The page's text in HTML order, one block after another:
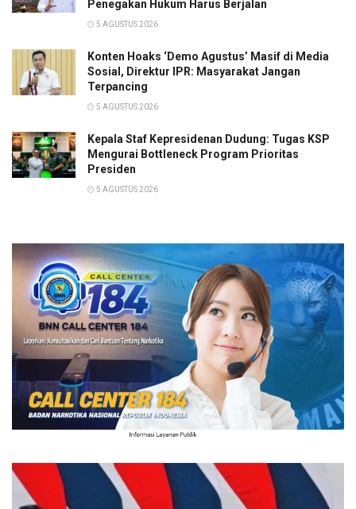
Penegakan Hukum Harus Berjalan
5 AGUSTUS 2026
Konten Hoaks ‘Demo Agustus’ Masif di Media
Sosial, Direktur IPR: Masyarakat Jangan
Terpancing
5 AGUSTUS 2026
Kepala Staf Kepresidenan Dudung: Tugas KSP
Mengurai Bottleneck Program Prioritas
Presiden
5 AGUSTUS 2026